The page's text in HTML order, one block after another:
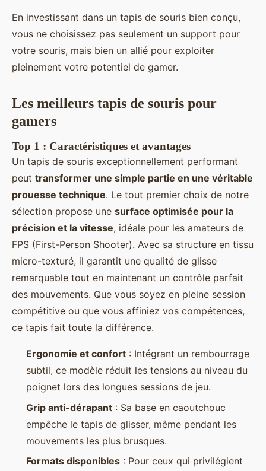
En investissant dans un tapis de souris bien conçu,
vous ne choisissez pas seulement un support pour
votre souris, mais bien un allié pour exploiter
pleinement votre potentiel de gamer.
Les meilleurs tapis de souris pour
gamers
Top 1 : Caractéristiques et avantages
Un tapis de souris exceptionnellement performant
peut transformer une simple partie en une véritable
prouesse technique. Le tout premier choix de notre
sélection propose une surface optimisée pour la
précision et la vitesse, idéale pour les amateurs de
FPS (First-Person Shooter). Avec sa structure en tissu
micro-texturé, il garantit une qualité de glisse
remarquable tout en maintenant un contrôle parfait
des mouvements. Que vous soyez en pleine session
compétitive ou que vous affiniez vos compétences,
ce tapis fait toute la différence.
Ergonomie et confort : Intégrant un rembourrage
subtil, ce modèle réduit les tensions au niveau du
poignet lors des longues sessions de jeu.
Grip anti-dérapant : Sa base en caoutchouc
empêche le tapis de glisser, même pendant les
mouvements les plus brusques.
Formats disponibles : Pour ceux qui privilégient